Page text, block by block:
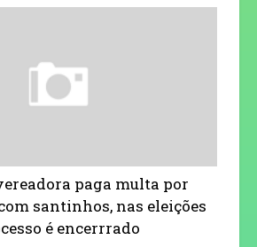
paga multa por
santinhos, nas eleições
é encerrrado